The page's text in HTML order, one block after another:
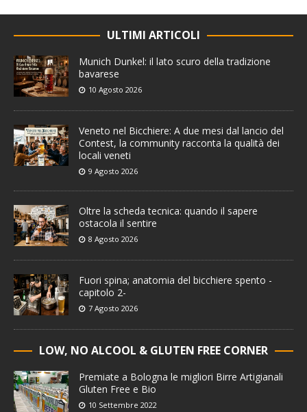
ULTIMI ARTICOLI
Munich Dunkel: il lato scuro della tradizione
bavarese
10 Agosto 2026
Veneto nel Bicchiere: A due mesi dal lancio del
Contest, la community racconta la qualità dei
locali veneti
9 Agosto 2026
Oltre la scheda tecnica: quando il sapere
ostacola il sentire
8 Agosto 2026
Fuori spina; anatomia del bicchiere spento -
capitolo 2-
7 Agosto 2026
LOW, NO ALCOOL & GLUTEN FREE CORNER
Premiate a Bologna le migliori Birre Artigianali
Gluten Free e Bio
10 Settembre 2022